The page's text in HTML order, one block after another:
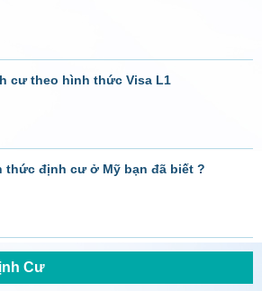
cư theo hình thức Visa L1
thức định cư ở Mỹ bạn đã biết ?
Cư